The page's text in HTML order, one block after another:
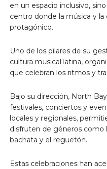
en un espacio inclusivo,
centro donde la música y la
protagónico.
Uno de los pilares de su
cultura musical latina,
que celebran los ritmos y
Bajo su dirección, North
festivales, conciertos y
locales y regionales,
disfruten de géneros como
bachata y el reguetón.
Estas celebraciones han